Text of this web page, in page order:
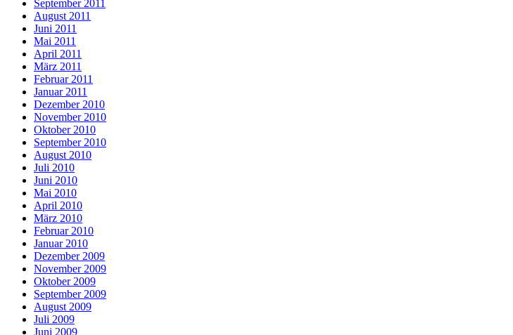
September 2011
August 2011
Juni 2011
Mai 2011
April 2011
März 2011
Februar 2011
Januar 2011
Dezember 2010
November 2010
Oktober 2010
September 2010
August 2010
Juli 2010
Juni 2010
Mai 2010
April 2010
März 2010
Februar 2010
Januar 2010
Dezember 2009
November 2009
Oktober 2009
September 2009
August 2009
Juli 2009
Juni 2009